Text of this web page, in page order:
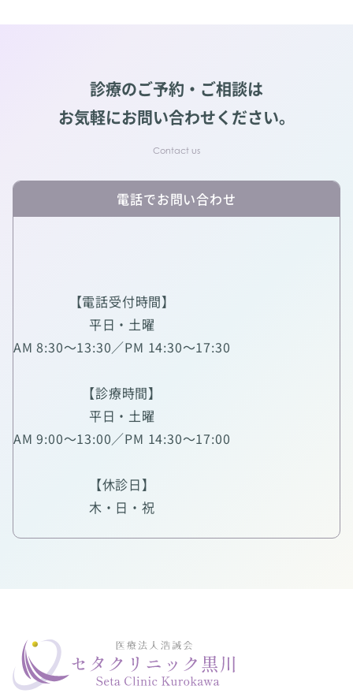
診療のご予約・ご相談は
お気軽にお問い合わせください。
電話でお問い合わせ
【電話受付時間】
平日・土曜
AM 8:30～13:30／PM 14:30～17:30
【診療時間】
平日・土曜
AM 9:00～13:00／PM 14:30～17:00
【休診日】
木・日・祝